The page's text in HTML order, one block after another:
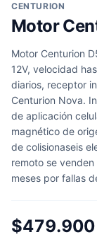
CENTURION
Motor
Motor Centurion
12V, velocidad
diarios, receptor
Centurion Nova.
de aplicación
magnético de
de colisionaseis
remoto se
meses por fallas
$479.900